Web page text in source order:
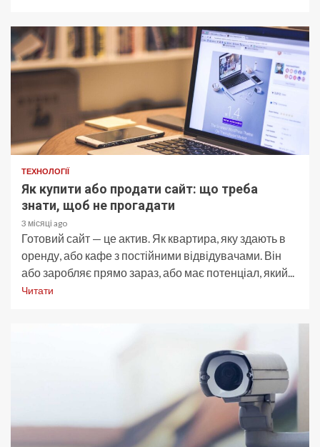
ТЕХНОЛОГІЇ
Як купити або продати сайт: що треба
знати, щоб не прогадати
3 місяці ago
Готовий сайт — це актив. Як квартира, яку здають в
оренду, або кафе з постійними відвідувачами. Він
або заробляє прямо зараз, або має потенціал, який...
Читати